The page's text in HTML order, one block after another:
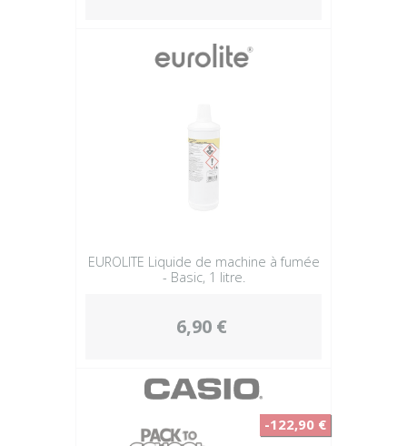
EUROLITE Liquide de machine à fumée
- Basic, 1 litre.
6,90 €
-122,90 €